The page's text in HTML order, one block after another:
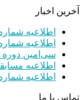
آخرین اخبار
اطلاعیه شماره ۲ نادکاپ ۳۰ –
اطلاعیه شماره ۱ نادکاپ ۳۰ –
سی‌امین دوره
اطلاعیه
اطلاعیه شماره ۲ نادکاپ ۲۸ –
تماس با ما